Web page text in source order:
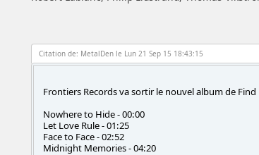
Citation de: MetalDen le Lun 21 Sep 15 18:43:15
Frontiers Records va sortir le nouvel album de Find
Nowhere to Hide - 00:00
Let Love Rule - 01:25
Face to Face - 02:52
Midnight Memories - 04:20